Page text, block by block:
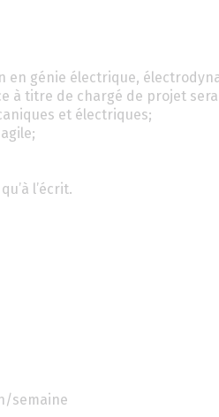
en génie électrique,
à titre de chargé de projet
et électriques;
l’écrit.
semaine